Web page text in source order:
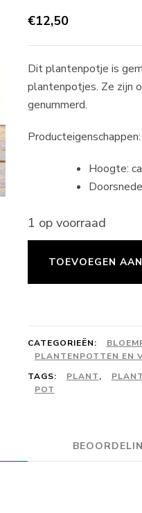
€12,50
Dit plantenpotje is
plantenpotjes. Ze zijn
genummerd.
Producteigenschappen:
Hoogte:
1 op voorraad
staalblauw
aantal
TOEVOEGEN
CATEGORIEËN:
PLANTENPOTTEN EN
TAGS:
PLANT,
POT